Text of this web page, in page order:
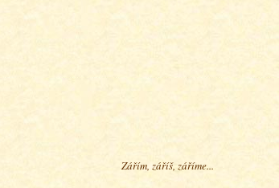
Zářím, záříš, záříme...